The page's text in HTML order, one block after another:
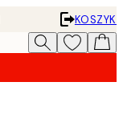
KOSZYK